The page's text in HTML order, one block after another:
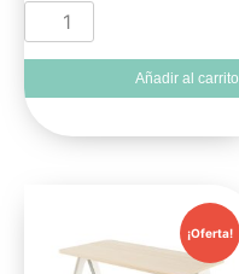
Añadir al carrito
¡Oferta!